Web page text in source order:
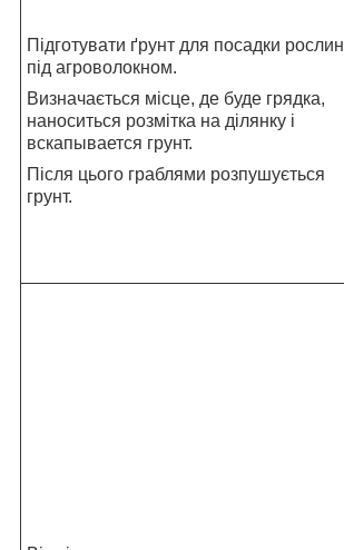
Підготувати ґрунт для посадки рослин
під агроволокном.
Визначається місце, де буде грядка,
наноситься розмітка на ділянку і
вскапывается грунт.
Після цього граблями розпушується
грунт.